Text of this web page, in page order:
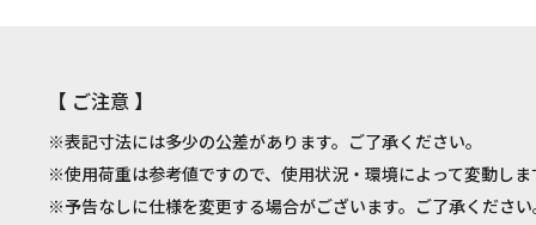
【 ご注意 】
※表記寸法には多少の公差があります。ご了承ください。
※使用荷重は参考値ですので、使用状況・環境によって変動し
※予告なしに仕様を変更する場合がございます。ご了承くださ